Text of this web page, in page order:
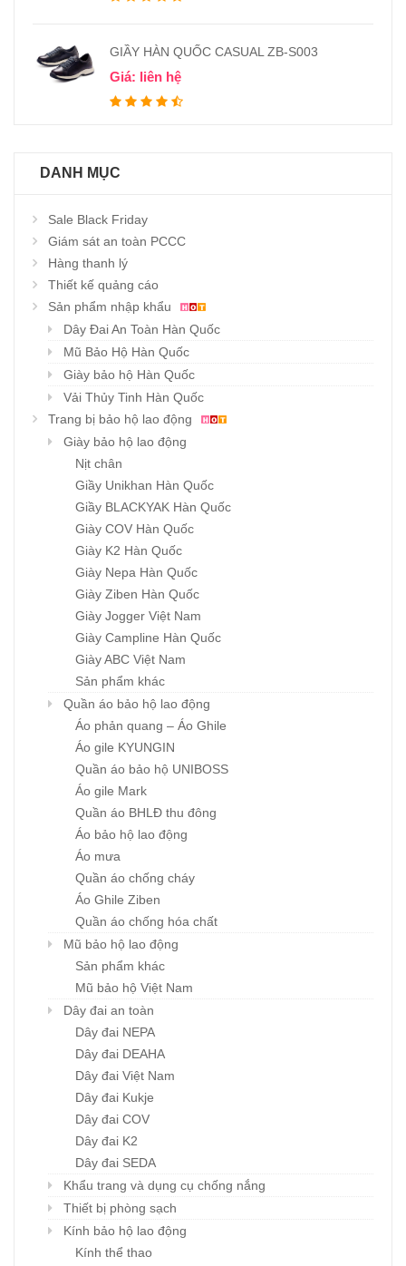
GIẦY HÀN QUỐC CASUAL ZB-S003
Giá: liên hệ
DANH MỤC
Sale Black Friday
Giám sát an toàn PCCC
Hàng thanh lý
Thiết kế quảng cáo
Sản phẩm nhập khẩu
Dây Đai An Toàn Hàn Quốc
Mũ Bảo Hộ Hàn Quốc
Giày bảo hộ Hàn Quốc
Vải Thủy Tinh Hàn Quốc
Trang bị bảo hộ lao động
Giày bảo hộ lao động
Nịt chân
Giầy Unikhan Hàn Quốc
Giầy BLACKYAK Hàn Quốc
Giày COV Hàn Quốc
Giày K2 Hàn Quốc
Giày Nepa Hàn Quốc
Giày Ziben Hàn Quốc
Giày Jogger Việt Nam
Giày Campline Hàn Quốc
Giày ABC Việt Nam
Sản phẩm khác
Quần áo bảo hộ lao động
Áo phản quang – Áo Ghile
Áo gile KYUNGIN
Quần áo bảo hộ UNIBOSS
Áo gile Mark
Quần áo BHLĐ thu đông
Áo bảo hộ lao động
Áo mưa
Quần áo chống cháy
Áo Ghile Ziben
Quần áo chống hóa chất
Mũ bảo hộ lao động
Sản phẩm khác
Mũ bảo hộ Việt Nam
Dây đai an toàn
Dây đai NEPA
Dây đai DEAHA
Dây đai Việt Nam
Dây đai Kukje
Dây đai COV
Dây đai K2
Dây đai SEDA
Khẩu trang và dụng cụ chống nắng
Thiết bị phòng sạch
Kính bảo hộ lao động
Kính thể thao